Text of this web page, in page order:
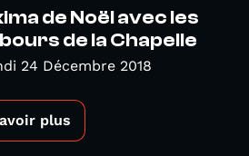
de Noël avec les
de la Chapelle
24 Décembre 2018
plus